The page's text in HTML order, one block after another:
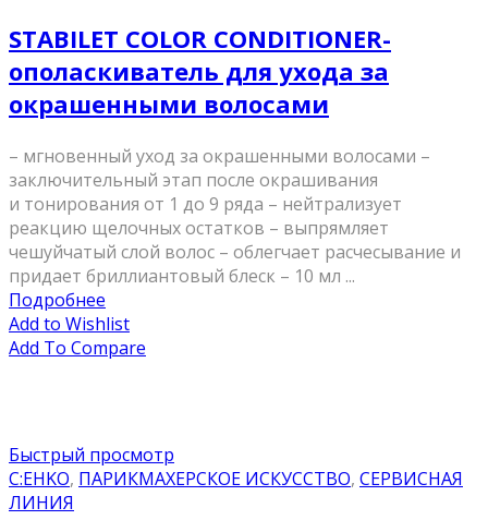
STABILET COLOR CONDITIONER-
ополаскиватель для ухода за
окрашенными волосами
– мгновенный уход за окрашенными волосами –
заключительный этап после окрашивания
и тонирования от 1 до 9 ряда – нейтрализует
реакцию щелочных остатков – выпрямляет
чешуйчатый слой волос – облегчает расчесывание и
придает бриллиантовый блеск – 10 мл ...
Подробнее
Add to Wishlist
Add To Compare
Быстрый просмотр
C:EHKO, ПАРИКМАХЕРСКОЕ ИСКУССТВО, СЕРВИСНАЯ
ЛИНИЯ